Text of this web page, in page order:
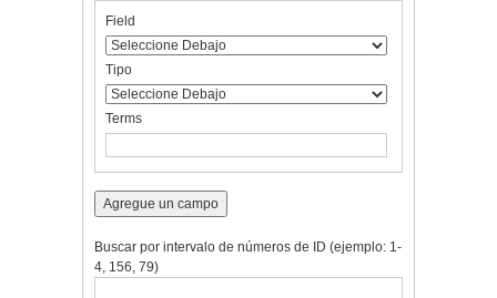
rows
"Reducir
por
específico":
1
de
búsqueda
de
búsqueda
de
búsqueda
de
Búsqueda
Field
Tipo
Terms
Agregue un campo
Buscar por intervalo de números de ID (ejemplo: 1-
4, 156, 79)